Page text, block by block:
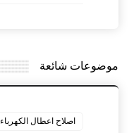
موضوعات شائعة
اصلاح اعطال الكهرباء